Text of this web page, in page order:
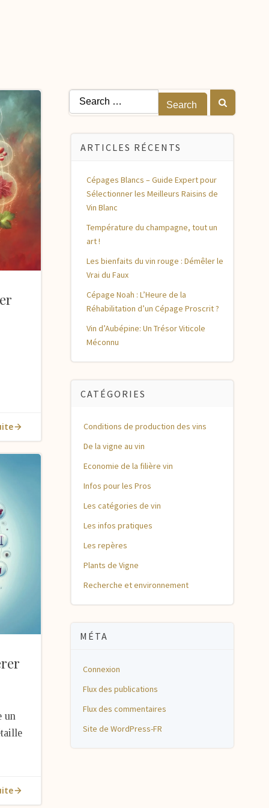
un
Search
for:
ARTICLES RÉCENTS
Cépages Blancs – Guide Expert pour
Sélectionner les Meilleurs Raisins de
Vin Blanc
Température du champagne, tout un
art !
Les bienfaits du vin rouge : Démêler le
Vrai du Faux
Cépage Noah : L’Heure de la
Réhabilitation d’un Cépage Proscrit ?
Vin d’Aubépine: Un Trésor Viticole
Méconnu
CATÉGORIES
Conditions de production des vins
De la vigne au vin
Economie de la filière vin
Infos pour les Pros
Les catégories de vin
Les infos pratiques
Les repères
Plants de Vigne
Recherche et environnement
MÉTA
Connexion
Flux des publications
Flux des commentaires
Site de WordPress-FR